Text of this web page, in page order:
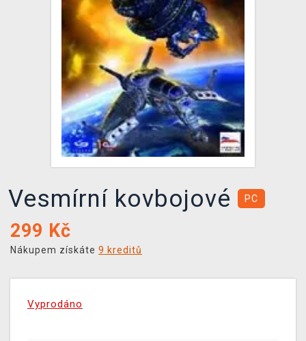
XZONE KLUB
TCG & BOARDGAME HUB
VÝKUP HER (BAZAR)
Vesmírní kovbojové PC
299 Kč
Nákupem získáte 9 kreditů
Vyprodáno